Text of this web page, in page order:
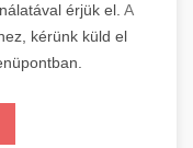
érjük el. A
kérünk küld el